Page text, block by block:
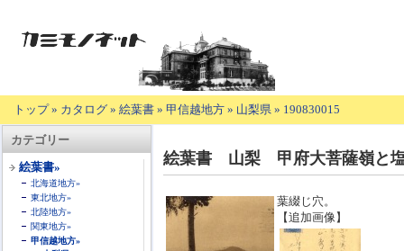
トップ» カタログ » 絵葉書 » 甲信越地方 » 山梨県 » 190830015
カテゴリー
絵葉書»
北海道地方»
東北地方»
北陸地方»
関東地方»
甲信越地方»
品
の
明】
絵葉書 山梨 甲府大菩薩嶺と
葉綴じ穴。
【追加画像】